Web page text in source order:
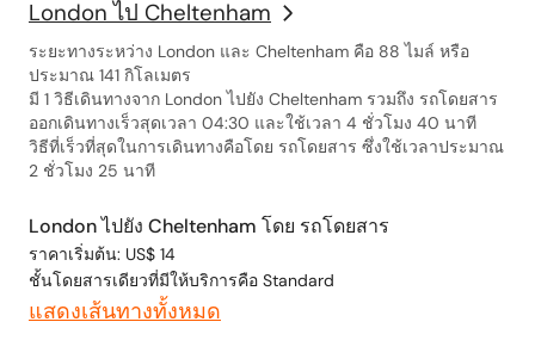
London ไป Cheltenham
ระยะทางระหว่าง London และ Cheltenham คือ 88 ไมล์ หรือ
ประมาณ 141 กิโลเมตร
มี 1 วิธีเดินทางจาก London ไปยัง Cheltenham รวมถึง รถโดยสาร
ออกเดินทางเร็วสุดเวลา 04:30 และใช้เวลา 4 ชั่วโมง 40 นาที
วิธีที่เร็วที่สุดในการเดินทางคือโดย รถโดยสาร ซึ่งใช้เวลาประมาณ
2 ชั่วโมง 25 นาที
London ไปยัง Cheltenham โดย รถโดยสาร
ราคาเริ่มต้น: US$ 14
ชั้นโดยสารเดียวที่มีให้บริการคือ Standard
แสดงเส้นทางทั้งหมด